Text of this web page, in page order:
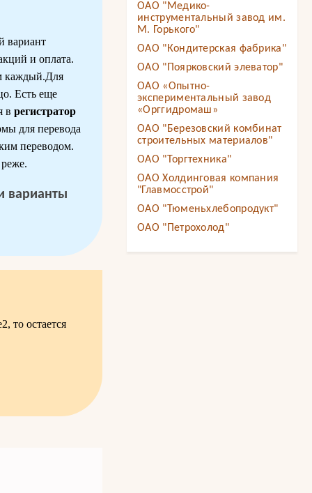
вариант
и оплата.
каждый.Для
Есть еще
в регистратор
для перевода
переводом.
варианты
то остается
ОАО "Медико-
инструментальный завод им.
М. Горького"
ОАО "Кондитерская фабрика"
ОАО "Поярковский элеватор"
ОАО «Опытно-
экспериментальный завод
«Орггидромаш»
ОАО "Березовский комбинат
строительных материалов"
ОАО "Торгтехника"
ОАО Холдинговая компания
"Главмосстрой"
ОАО "Тюменьхлебопродукт"
ОАО "Петрохолод"